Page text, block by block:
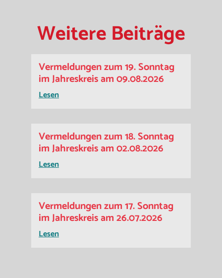
Weitere Beiträge
Vermeldungen zum 19. Sonntag
im Jahreskreis am 09.08.2026
Lesen
Vermeldungen zum 18. Sonntag
im Jahreskreis am 02.08.2026
Lesen
Vermeldungen zum 17. Sonntag
im Jahreskreis am 26.07.2026
Lesen